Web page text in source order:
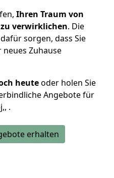
Ihren Traum von
verwirklichen. Die
sorgen, dass Sie
neues Zuhause
heuteoder holen Sie
Angebote für
.
erhalten